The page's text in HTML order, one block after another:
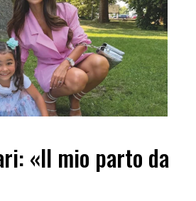
«Il mio parto da